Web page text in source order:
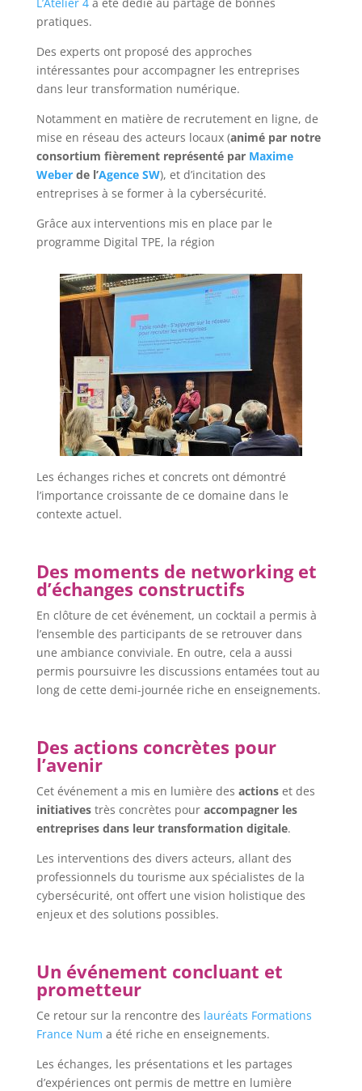
pratiques.
Des experts ont proposé des approches
intéressantes pour accompagner les entreprises
dans leur transformation numérique.
Notamment en matière de recrutement en ligne, de
mise en réseau des acteurs locaux (animé par notre
consortium fièrement représenté par Maxime
Weberde l’Agence SW), et d’incitation des
entreprises à se former à la cybersécurité.
Grâce aux interventions mis en place par le
programme Digital TPE, la région
Les échanges riches et concrets ont démontré
l’importance croissante de ce domaine dans le
contexte actuel.
Des moments de networking et
d’échanges constructifs
En clôture de cet événement, un cocktail a permis à
l’ensemble des participants de se retrouver dans
une ambiance conviviale. En outre, cela a aussi
permis poursuivre les discussions entamées tout au
long de cette demi-journée riche en enseignements.
Des actions concrètes pour
l’avenir
Cet événement a mis en lumière des actionset des
initiativestrès concrètes pour accompagner les
entreprises dans leur transformation digitale.
Les interventions des divers acteurs, allant des
professionnels du tourisme aux spécialistes de la
cybersécurité, ont offert une vision holistique des
enjeux et des solutions possibles.
Un événement concluant et
prometteur
Ce retour sur la rencontre des lauréats Formations
France Num a été riche en enseignements.
Les échanges, les présentations et les partages
d’expériences ont permis de mettre en lumière